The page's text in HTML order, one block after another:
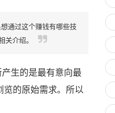
通过这个赚钱有哪些技
介绍。
生的是最有意向最
的原始需求。所以